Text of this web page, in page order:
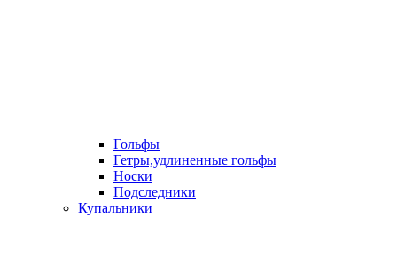
Гольфы
Гетры,удлиненные гольфы
Носки
Подследники
Купальники